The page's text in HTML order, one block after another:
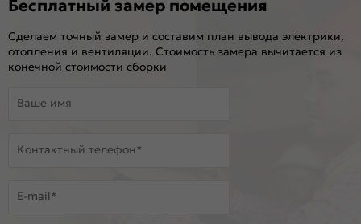
Бесплатный замер помещения
Сделаем точный замер и составим план вывода электрики,
отопления и вентиляции. Стоимость замера вычитается из
конечной стоимости сборки
Ваше имя
Контактный телефон*
E-mail*